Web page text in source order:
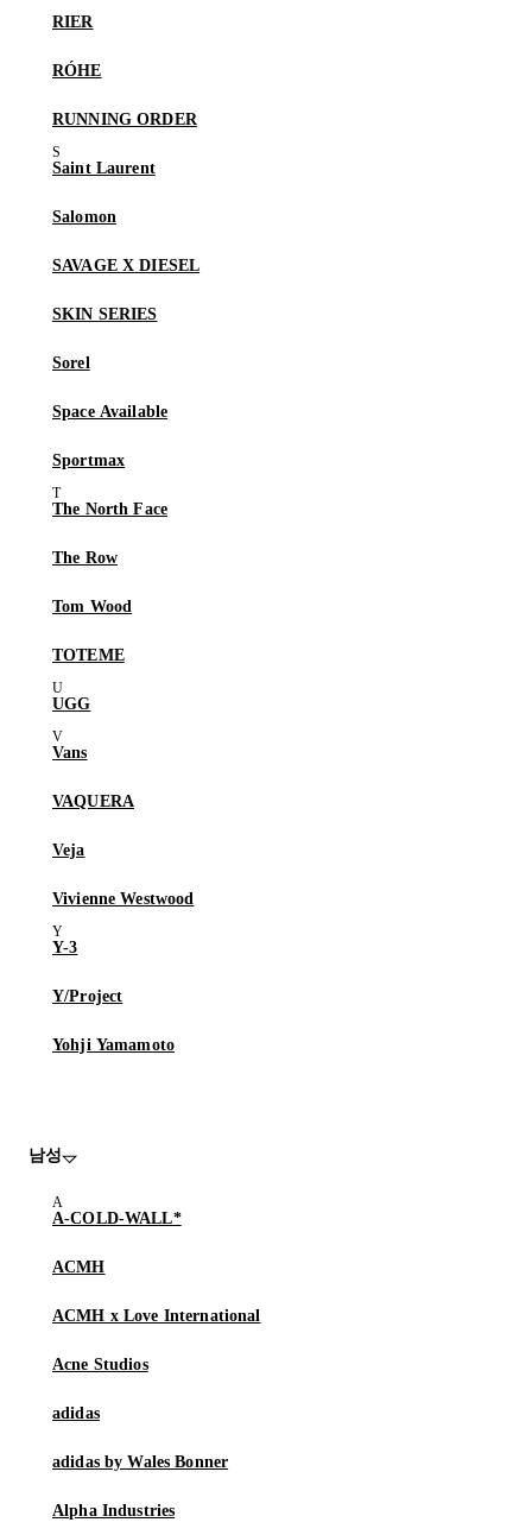
RIER
RÓHE
RUNNING ORDER
Saint Laurent
Salomon
SAVAGE X DIESEL
SKIN SERIES
Sorel
Space Available
Sportmax
The North Face
The Row
Tom Wood
TOTEME
UGG
Vans
VAQUERA
Veja
Vivienne Westwood
Y-3
Y/Project
Yohji Yamamoto
남성
A-COLD-WALL*
ACMH
ACMH x Love International
Acne Studios
adidas
adidas by Wales Bonner
Alpha Industries